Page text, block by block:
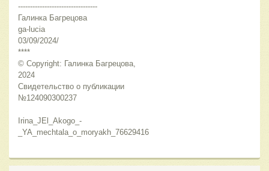
---------------------------------
Галинка Багрецова
ga-lucia
03/09/2024/
****
© Copyright: Галинка Багрецова,
2024
Свидетельство о публикации
№124090300237
Irina_JEl_Akogo_-
_YA_mechtala_o_moryakh_76629416